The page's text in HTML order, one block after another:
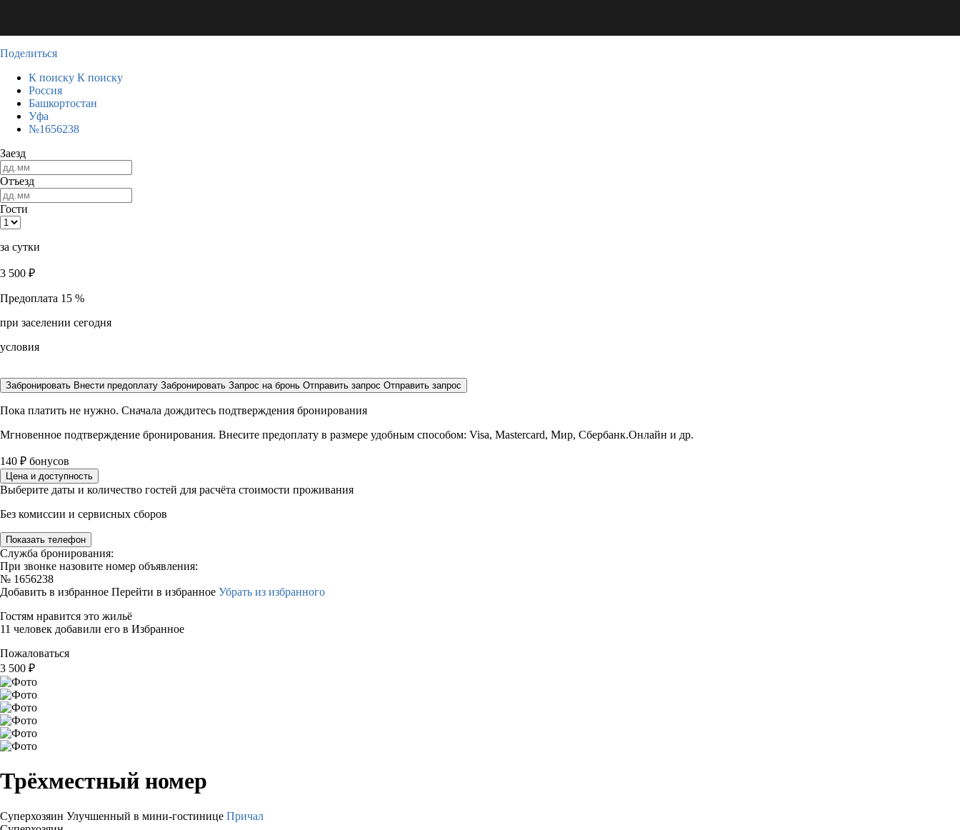
Поделиться
К поиску К поиску
Россия
Башкортостан
Уфа
№1656238
Заезд
Отъезд
Гости
за сутки
3 500 ₽
Предоплата 15 %
при заселении сегодня
условия
Забронировать Внести предоплату Забронировать Запрос на бронь Отправить запрос Отправить запрос
Пока платить не нужно. Сначала дождитесь подтверждения бронирования
Мгновенное подтверждение бронирования. Внесите предоплату в размере удобным способом: Visa, Mastercard, Мир, Сбербанк.Онлайн и др.
140 ₽ бонусов
Цена и доступность
Выберите даты и количество гостей для расчёта стоимости проживания
Без комиссии и сервисных сборов
Показать телефон
Служба бронирования:
При звонке назовите номер объявления:
№ 1656238
Добавить в избранное Перейти в избранное Убрать из избранного
Гостям нравится это жильё
11 человек добавили его в Избранное
Пожаловаться
3 500 ₽
Трёхместный номер
Суперхозяин Улучшенный в мини-гостинице Причал